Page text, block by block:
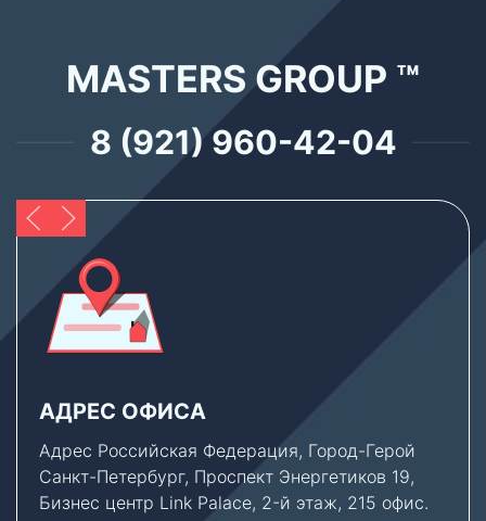
MASTERS GROUP ™
8 (921) 960-42-04
АДРЕС ОФИСА
Адрес Российская Федерация, Город-Герой
Санкт-Петербург, Проспект Энергетиков 19,
Бизнес центр Link Palace, 2-й этаж, 215 офис.